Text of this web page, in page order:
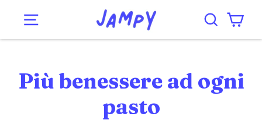
Più benessere ad ogni
pasto